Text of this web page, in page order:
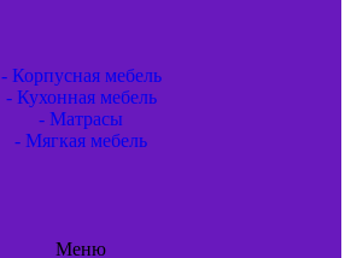
- Корпусная мебель
- Кухонная мебель
- Матрасы
- Мягкая мебель
Меню